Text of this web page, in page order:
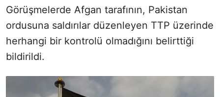
Görüşmelerde Afgan tarafının, Pakistan
ordusuna saldırılar düzenleyen TTP üzerinde
herhangi bir kontrolü olmadığını belirttiği
bildirildi.